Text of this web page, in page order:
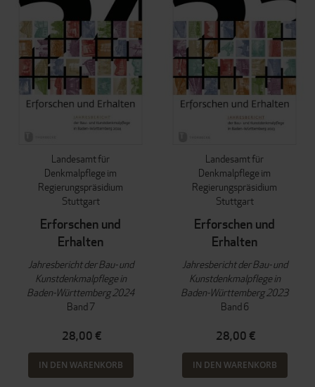
Landesamt für
Denkmalpflege im
Regierungspräsidium
Stuttgart
Erforschen und
Erhalten
Jahresbericht der Bau- und
Kunstdenkmalpflege in
Baden-Württemberg 2024
Band 7
28,00 €
IN DEN WARENKORB
Landesamt für
Denkmalpflege im
Regierungspräsidium
Stuttgart
Erforschen und
Erhalten
Jahresbericht der Bau- und
Kunstdenkmalpflege in
Baden-Württemberg 2023
Band 6
28,00 €
IN DEN WARENKORB